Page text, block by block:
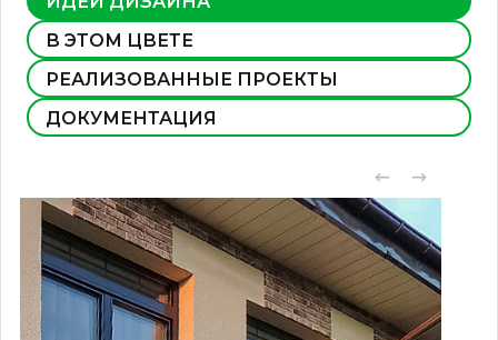
В ЭТОМ ЦВЕТЕ
РЕАЛИЗОВАННЫЕ ПРОЕКТЫ
ДОКУМЕНТАЦИЯ